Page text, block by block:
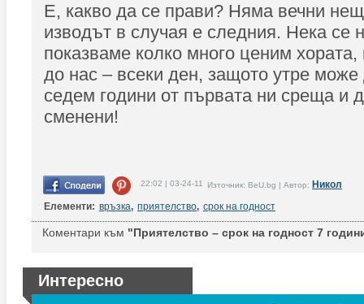
Е, какво да се прави? Няма вечни
изводът в случая е следния. Нека се
показваме колко много ценим хората,
до нас – всеки ден, защото утре
седем години от първата ни среща и
сменени!
22:02 | 03-24-11 Източник: BeU.bg | Автор: Никол
Елементи: връзка, приятелство, срок на годност
Коментари към "Приятелство – срок на годност 7
Интересно